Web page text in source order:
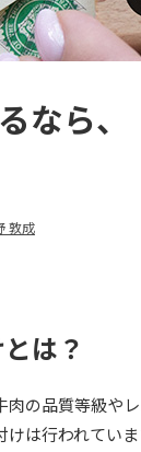
なら
敦成
は？
肉の品質等級や
は行われていま